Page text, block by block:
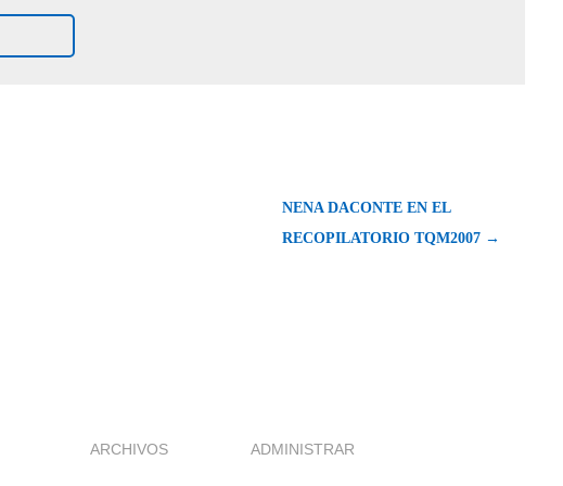
NENA DACONTE EN EL
RECOPILATORIO TQM2007 →
ARCHIVOS ADMINISTRAR